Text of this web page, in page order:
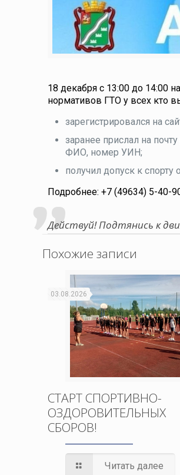
18 декабря с 13:00 до 14:00
нормативов ГТО у всех кто
зарегистрировался на
заранее прислал на
ФИО, номер УИН;
получил допуск к спорту
Подробнее: +7 (49634) 5-40-
Действуй! Подтянись к
Похожие записи
03.08.2026
СТАРТ СПОРТИВНО-
ОЗДОРОВИТЕЛЬНЫХ
СБОРОВ!
Читать далее